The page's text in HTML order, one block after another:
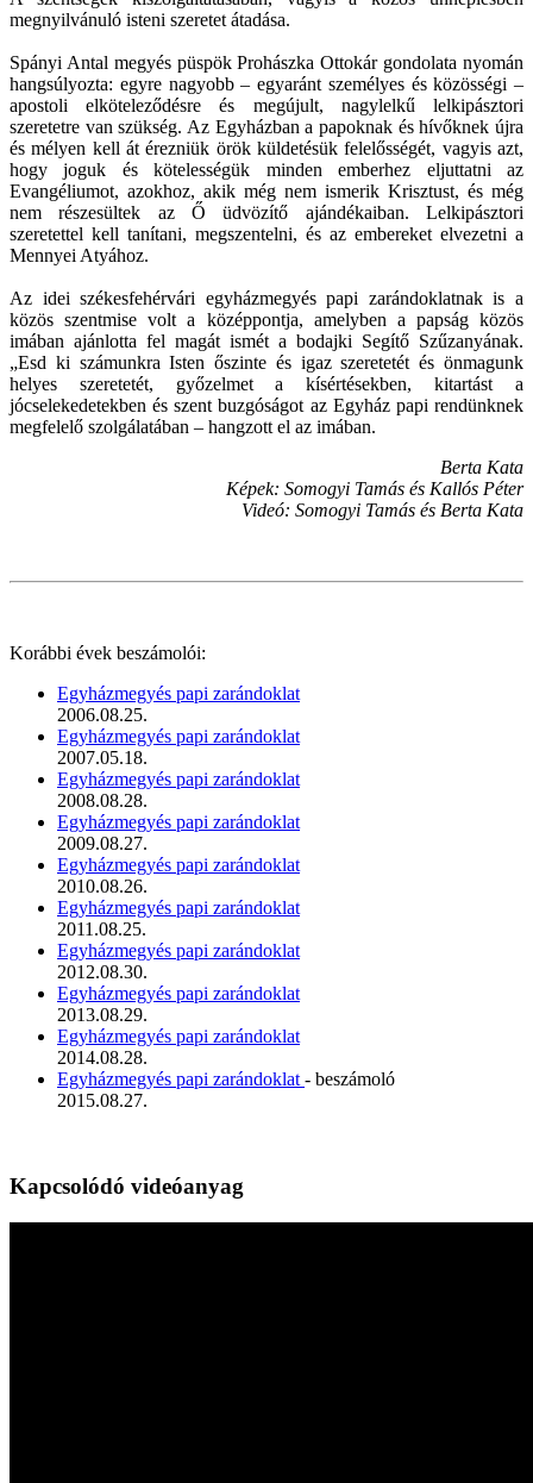
megnyilvánuló isteni szeretet átadása.
Spányi Antal megyés püspök Prohászka Ottokár gondolata nyomán
hangsúlyozta: egyre nagyobb – egyaránt személyes és közösségi –
apostoli elköteleződésre és megújult, nagylelkű lelkipásztori
szeretetre van szükség. Az Egyházban a papoknak és hívőknek újra
és mélyen kell át érezniük örök küldetésük felelősségét, vagyis azt,
hogy joguk és kötelességük minden emberhez eljuttatni az
Evangéliumot, azokhoz, akik még nem ismerik Krisztust, és még
nem részesültek az Ő üdvözítő ajándékaiban. Lelkipásztori
szeretettel kell tanítani, megszentelni, és az embereket elvezetni a
Mennyei Atyához.
Az idei székesfehérvári egyházmegyés papi zarándoklatnak is a
közös szentmise volt a középpontja, amelyben a papság közös
imában ajánlotta fel magát ismét a bodajki Segítő Szűzanyának.
„Esd ki számunkra Isten őszinte és igaz szeretetét és önmagunk
helyes szeretetét, győzelmet a kísértésekben, kitartást a
jócselekedetekben és szent buzgóságot az Egyház papi rendünknek
megfelelő szolgálatában – hangzott el az imában.
Berta Kata
Képek: Somogyi Tamás és Kallós Péter
Videó: Somogyi Tamás és Berta Kata
Korábbi évek beszámolói:
Egyházmegyés papi zarándoklat
2006.08.25.
Egyházmegyés papi zarándoklat
2007.05.18.
Egyházmegyés papi zarándoklat
2008.08.28.
Egyházmegyés papi zarándoklat
2009.08.27.
Egyházmegyés papi zarándoklat
2010.08.26.
Egyházmegyés papi zarándoklat
2011.08.25.
Egyházmegyés papi zarándoklat
2012.08.30.
Egyházmegyés papi zarándoklat
2013.08.29.
Egyházmegyés papi zarándoklat
2014.08.28.
Egyházmegyés papi zarándoklat - beszámoló
2015.08.27.
Kapcsolódó videóanyag